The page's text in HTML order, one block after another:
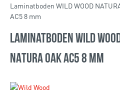
Laminatboden WILD WOOD
AC5 8 mm
Laminatboden WILD
NATURA OAK AC5 8 mm